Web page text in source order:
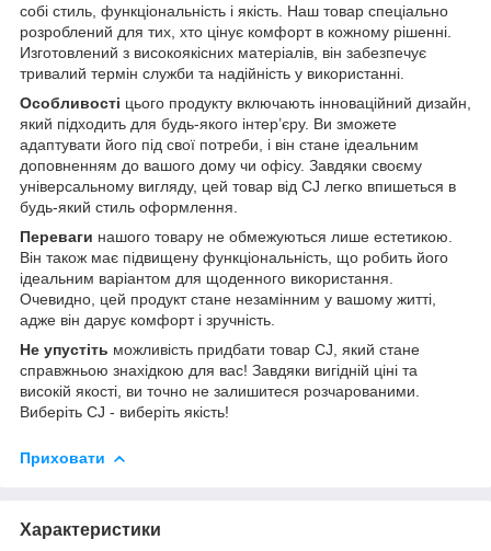
собі стиль, функціональність і якість. Наш товар спеціально
розроблений для тих, хто цінує комфорт в кожному рішенні.
Изготовлений з високоякісних матеріалів, він забезпечує
тривалий термін служби та надійність у використанні.
Особливості цього продукту включають інноваційний дизайн,
який підходить для будь-якого інтер’єру. Ви зможете
адаптувати його під свої потреби, і він стане ідеальним
доповненням до вашого дому чи офісу. Завдяки своєму
універсальному вигляду, цей товар від CJ легко впишеться в
будь-який стиль оформлення.
Переваги нашого товару не обмежуються лише естетикою.
Він також має підвищену функціональність, що робить його
ідеальним варіантом для щоденного використання.
Очевидно, цей продукт стане незамінним у вашому житті,
адже він дарує комфорт і зручність.
Не упустіть можливість придбати товар CJ, який стане
справжньою знахідкою для вас! Завдяки вигідній ціні та
високій якості, ви точно не залишитеся розчарованими.
Виберіть CJ - виберіть якість!
Приховати
Характеристики